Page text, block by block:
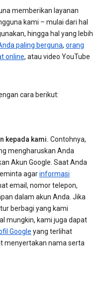
memberikan layanan
kami – mulai dari hal
hingga hal yang lebih
paling berguna, orang
online, atau video YouTube
cara berikut:
kepada kami. Contohnya,
mengharuskan Anda
Akun Google. Saat Anda
agarinformasi
email, nomor telepon,
dalam akun Anda. Jika
berbagi yang kami
mungkin, kami juga dapat
Google yang terlihat
menyertakan nama serta